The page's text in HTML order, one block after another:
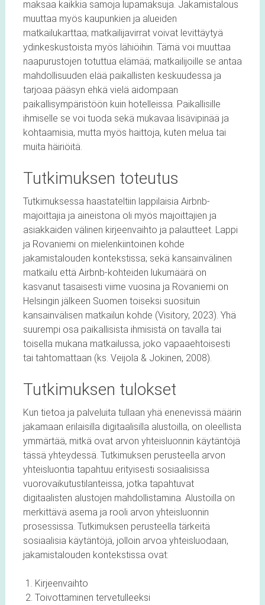
maksaa kaikkia samoja lupamaksuja. Jakamistalous
muuttaa myös kaupunkien ja alueiden
matkailukarttaa; matkailijavirrat voivat levittäytyä
ydinkeskustoista myös lähiöihin. Tämä voi muuttaa
naapurustojen totuttua elämää; matkailijoille se antaa
mahdollisuuden elää paikallisten keskuudessa ja
tarjoaa pääsyn ehkä vielä aidompaan
paikallisympäristöön kuin hotelleissa. Paikallisille
ihmiselle se voi tuoda sekä mukavaa lisävipinää ja
kohtaamisia, mutta myös haittoja, kuten melua tai
muita häiriöitä.
Tutkimuksen toteutus
Tutkimuksessa haastateltiin lappilaisia Airbnb-
majoittajia ja aineistona oli myös majoittajien ja
asiakkaiden välinen kirjeenvaihto ja palautteet. Lappi
ja Rovaniemi on mielenkiintoinen kohde
jakamistalouden kontekstissa; sekä kansainvälinen
matkailu että Airbnb-kohteiden lukumäärä on
kasvanut tasaisesti viime vuosina ja Rovaniemi on
Helsingin jälkeen Suomen toiseksi suosituin
kansainvälisen matkailun kohde (Visitory, 2023). Yhä
suurempi osa paikallisista ihmisistä on tavalla tai
toisella mukana matkailussa, joko vapaaehtoisesti
tai tahtomattaan (ks. Veijola & Jokinen, 2008).
Tutkimuksen tulokset
Kun tietoa ja palveluita tullaan yhä enenevissä määrin
jakamaan erilaisilla digitaalisilla alustoilla, on oleellista
ymmärtää, mitkä ovat arvon yhteisluonnin käytäntöjä
tässä yhteydessä. Tutkimuksen perusteella arvon
yhteisluontia tapahtuu erityisesti sosiaalisissa
vuorovaikutustilanteissa, jotka tapahtuvat
digitaalisten alustojen mahdollistamina. Alustoilla on
merkittävä asema ja rooli arvon yhteisluonnin
prosessissa. Tutkimuksen perusteella tärkeitä
sosiaalisia käytäntöjä, jolloin arvoa yhteisluodaan,
jakamistalouden kontekstissa ovat:
Kirjeenvaihto
Toivottaminen tervetulleeksi